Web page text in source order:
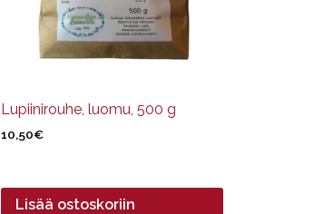
Lupiinirouhe, luomu, 500 g
10,50€
Lisää ostoskoriin